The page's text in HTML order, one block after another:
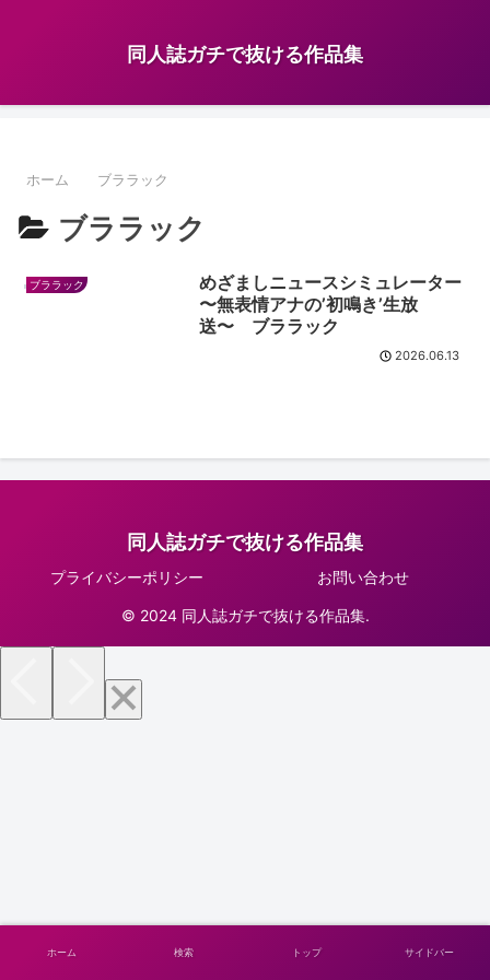
同人誌ガチで抜ける作品集
ホーム ブララック
ブララック
ブララック
めざましニュースシミュレーター
〜無表情アナの’初鳴き’生放
送〜 ブララック
2026.06.13
同人誌ガチで抜ける作品集
プライバシーポリシー お問い合わせ
© 2024 同人誌ガチで抜ける作品集.
ホーム 検索 トップ サイドバー